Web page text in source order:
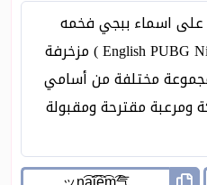
اسماء ببجي فخمه
للشباب ( English PUBG Nicknames For Boys ) مزخرفة
مجموعة مختلفة من أسامي
ومرعبة مقترحة ومقبولة